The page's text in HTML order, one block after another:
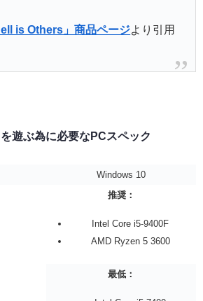
is Others」商品ページより引用
遊ぶ為に必要なPCスペック
Windows 10
推奨：
Intel Core i5-9400F
AMD Ryzen 5 3600
最低：